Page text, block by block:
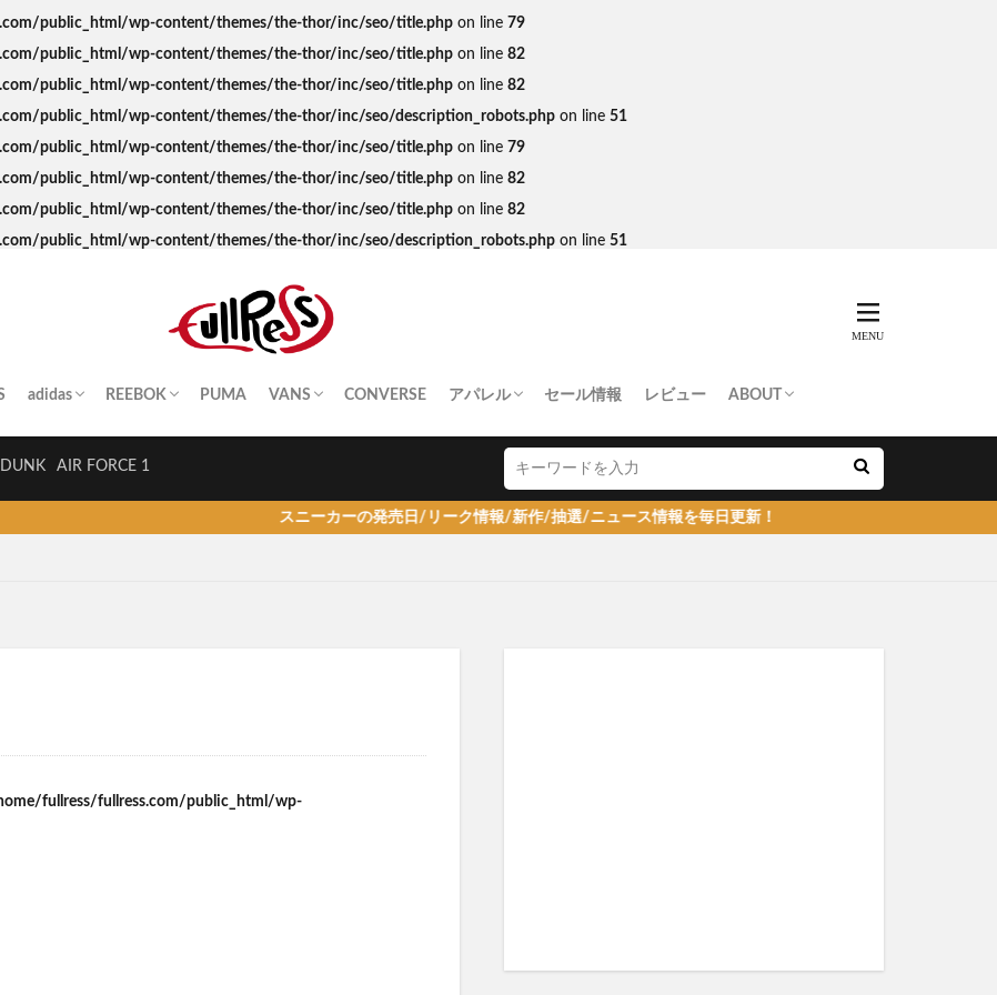
public_html/wp-content/themes/the-thor/inc/seo/title.php on line 79
public_html/wp-content/themes/the-thor/inc/seo/title.php on line 82
public_html/wp-content/themes/the-thor/inc/seo/title.php on line 82
public_html/wp-content/themes/the-thor/inc/seo/description_robots.php on line 51
public_html/wp-content/themes/the-thor/inc/seo/title.php on line 79
public_html/wp-content/themes/the-thor/inc/seo/title.php on line 82
public_html/wp-content/themes/the-thor/inc/seo/title.php on line 82
public_html/wp-content/themes/the-thor/inc/seo/description_robots.php on line 51
adidas REEBOK PUMA VANS CONVERSE アパレル セール情報 レビュー ABOUT
DUNK AIR FORCE 1
スニーカーの発売日/リーク情報/新作/抽選/ニュース情報を毎日更新！
fullress/fullress.com/public_html/wp-